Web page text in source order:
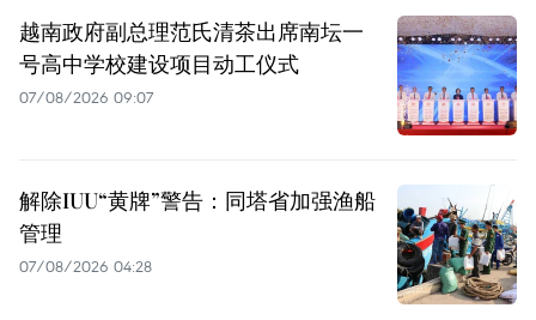
越南政府副总理范氏清茶出席南坛一
号高中学校建设项目动工仪式
07/08/2026 09:07
解除IUU“黄牌”警告：同塔省加强渔船
管理
07/08/2026 04:28